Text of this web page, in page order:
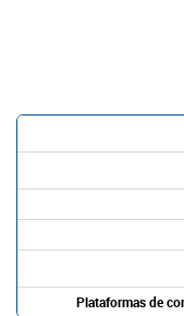
Plataformas de